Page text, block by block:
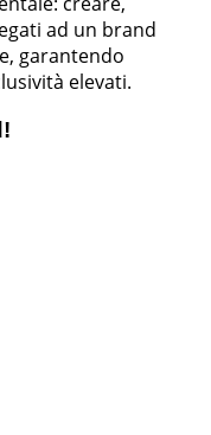
ad un brand
garantendo
elevati.